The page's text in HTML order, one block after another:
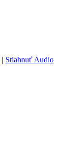
| Stiahnuť Audio